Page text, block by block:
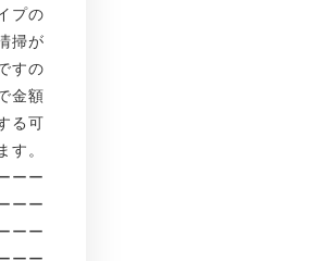
プの
掃が
すの
金額
る可
す。
ーー
ーー
ーー